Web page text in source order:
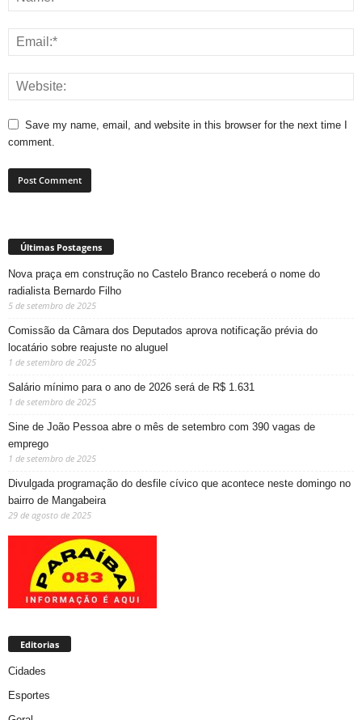
Save my name, email, and website in this browser for the next time I
comment.
Últimas Postagens
Nova praça em construção no Castelo Branco receberá o nome do
radialista Bernardo Filho
5 de setembro de 2025
Comissão da Câmara dos Deputados aprova notificação prévia do
locatário sobre reajuste no aluguel
1 de setembro de 2025
Salário mínimo para o ano de 2026 será de R$ 1.631
1 de setembro de 2025
Sine de João Pessoa abre o mês de setembro com 390 vagas de
emprego
1 de setembro de 2025
Divulgada programação do desfile cívico que acontece neste domingo no
bairro de Mangabeira
29 de agosto de 2025
Editorias
Cidades
Esportes